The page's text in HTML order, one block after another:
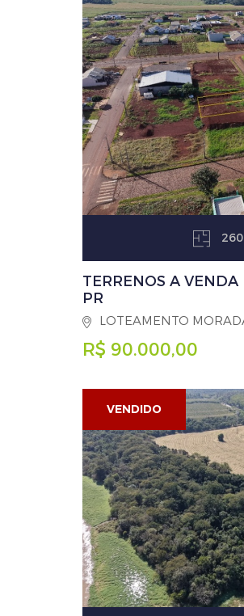
TERRENOS A VENDA
PR
LOTEAMENTO
R$ 90.000,00
VENDIDO